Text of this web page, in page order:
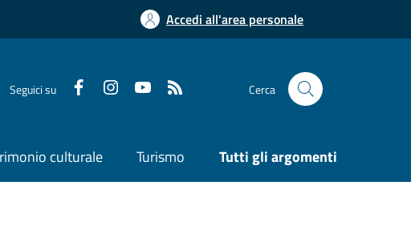
Accedi all'area personale
Seguici su Cerca
culturale Turismo Tutti gli argomenti